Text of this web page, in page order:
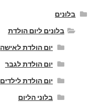
בלונים
בלונים ליום הולדת
יום הולדת לאישה
יום הולדת לגבר
יום הולדת לילדים
בלוני הליום